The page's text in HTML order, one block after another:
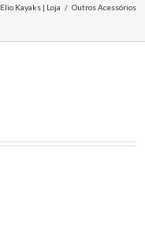
Elio Kayaks | Loja / Outros Acessórios